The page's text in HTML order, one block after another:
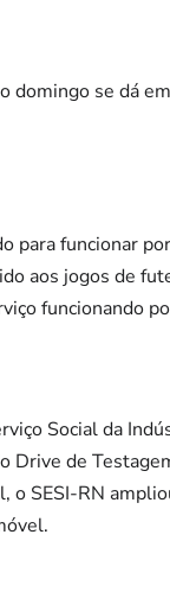
se dá
para funcionar
aos jogos de
funcionando
Social da
Drive de
o SESI-RN